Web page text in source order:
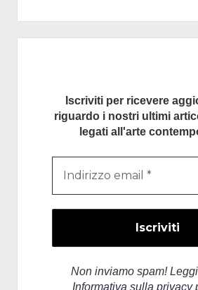
Iscriviti per ricevere
riguardo i nostri ultimi
legati all'arte
Non inviamo spam!
Informativa sulla privacy